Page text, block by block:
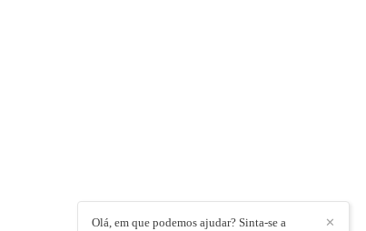
✕
Olá, em que podemos ajudar? Sinta-se a